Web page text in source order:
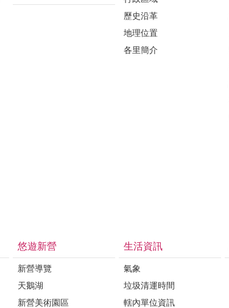
歷史沿革
地理位置
各里簡介
悠遊新營
新營導覽
天鵝湖
新營美術園區
生活資訊
氣象
垃圾清運時間
轄內單位資訊